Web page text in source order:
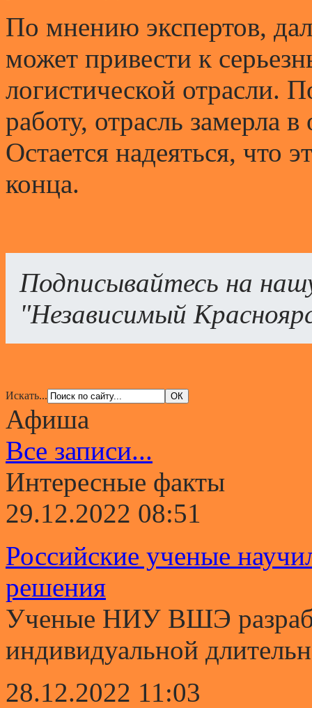
По мнению экспертов,
может привести к
логистической отрасли.
работу, отрасль замерла
Остается надеяться, что
конца.
Подписывайтесь на
"Независимый
Искать...
Афиша
Все записи...
Интересные факты
29.12.2022 08:51
Российские ученые
решения
Ученые НИУ ВШЭ
индивидуальной
28.12.2022 11:03